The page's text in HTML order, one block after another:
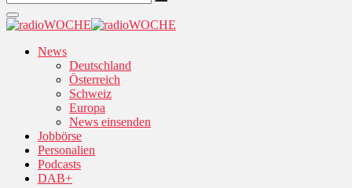
News
Deutschland
Österreich
Schweiz
Europa
News einsenden
Jobbörse
Personalien
Podcasts
DAB+